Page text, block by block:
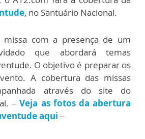
, no Santuário Nacional.
missa com a presença de um
que abordará temas
O objetivo é preparar os
A cobertura das missas
através do site do
–Veja as fotos da abertura
aqui –